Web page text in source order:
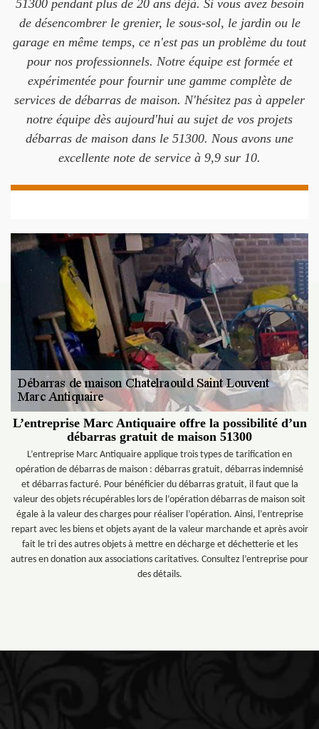
51300 pendant plus de 20 ans déjà. Si vous avez besoin
de désencombrer le grenier, le sous-sol, le jardin ou le
garage en même temps, ce n'est pas un problème du tout
pour nos professionnels. Notre équipe est formée et
expérimentée pour fournir une gamme complète de
services de débarras de maison. N'hésitez pas à appeler
notre équipe dès aujourd'hui au sujet de vos projets
débarras de maison dans le 51300. Nous avons une
excellente note de service à 9,9 sur 10.
L’entreprise Marc Antiquaire offre la possibilité d’un
débarras gratuit de maison 51300
L’entreprise Marc Antiquaire applique trois types de tarification en
opération de débarras de maison : débarras gratuit, débarras indemnisé
et débarras facturé. Pour bénéficier du débarras gratuit, il faut que la
valeur des objets récupérables lors de l’opération débarras de maison soit
égale à la valeur des charges pour réaliser l’opération. Ainsi, l’entreprise
repart avec les biens et objets ayant de la valeur marchande et après avoir
fait le tri des autres objets à mettre en décharge et déchetterie et les
autres en donation aux associations caritatives. Consultez l’entreprise pour
des détails.